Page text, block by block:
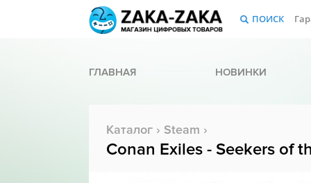
ПОИСК
ГЛАВНАЯ НОВИНКИ
Каталог › Steam ›
Conan Exiles - Seekers of